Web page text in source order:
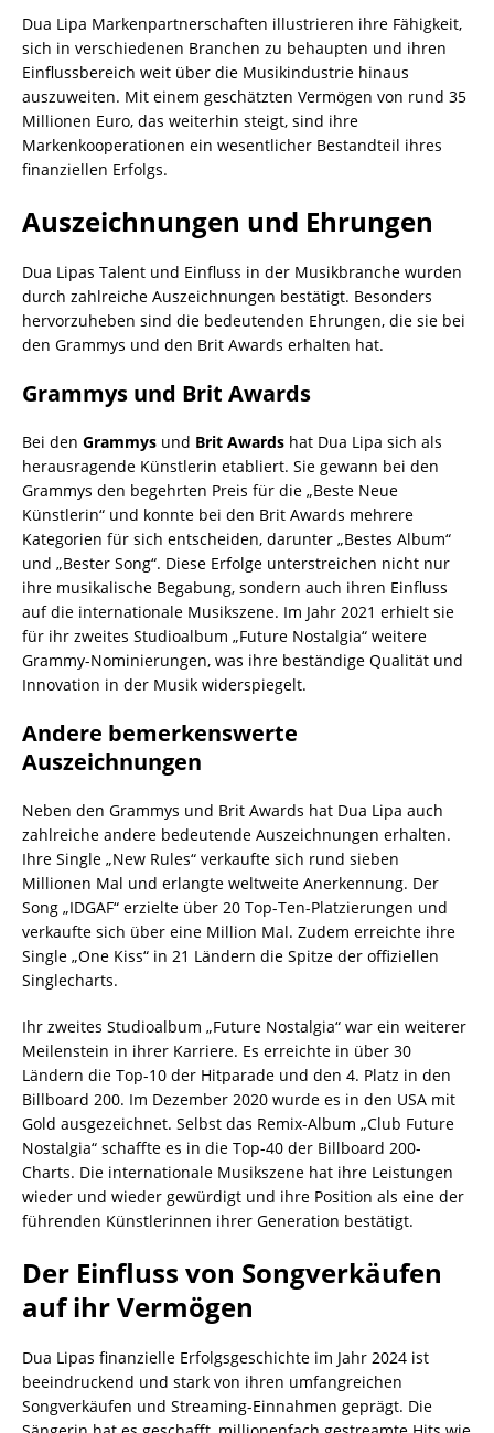
Dua Lipa Markenpartnerschaften illustrieren ihre Fähigkeit,
sich in verschiedenen Branchen zu behaupten und ihren
Einflussbereich weit über die Musikindustrie hinaus
auszuweiten. Mit einem geschätzten Vermögen von rund 35
Millionen Euro, das weiterhin steigt, sind ihre
Markenkooperationen ein wesentlicher Bestandteil ihres
finanziellen Erfolgs.
Auszeichnungen und Ehrungen
Dua Lipas Talent und Einfluss in der Musikbranche wurden
durch zahlreiche Auszeichnungen bestätigt. Besonders
hervorzuheben sind die bedeutenden Ehrungen, die sie bei
den Grammys und den Brit Awards erhalten hat.
Grammys und Brit Awards
Bei den Grammys und Brit Awards hat Dua Lipa sich als
herausragende Künstlerin etabliert. Sie gewann bei den
Grammys den begehrten Preis für die „Beste Neue
Künstlerin“ und konnte bei den Brit Awards mehrere
Kategorien für sich entscheiden, darunter „Bestes Album“
und „Bester Song“. Diese Erfolge unterstreichen nicht nur
ihre musikalische Begabung, sondern auch ihren Einfluss
auf die internationale Musikszene. Im Jahr 2021 erhielt sie
für ihr zweites Studioalbum „Future Nostalgia“ weitere
Grammy-Nominierungen, was ihre beständige Qualität und
Innovation in der Musik widerspiegelt.
Andere bemerkenswerte
Auszeichnungen
Neben den Grammys und Brit Awards hat Dua Lipa auch
zahlreiche andere bedeutende Auszeichnungen erhalten.
Ihre Single „New Rules“ verkaufte sich rund sieben
Millionen Mal und erlangte weltweite Anerkennung. Der
Song „IDGAF“ erzielte über 20 Top-Ten-Platzierungen und
verkaufte sich über eine Million Mal. Zudem erreichte ihre
Single „One Kiss“ in 21 Ländern die Spitze der offiziellen
Singlecharts.
Ihr zweites Studioalbum „Future Nostalgia“ war ein weiterer
Meilenstein in ihrer Karriere. Es erreichte in über 30
Ländern die Top-10 der Hitparade und den 4. Platz in den
Billboard 200. Im Dezember 2020 wurde es in den USA mit
Gold ausgezeichnet. Selbst das Remix-Album „Club Future
Nostalgia“ schaffte es in die Top-40 der Billboard 200-
Charts. Die internationale Musikszene hat ihre Leistungen
wieder und wieder gewürdigt und ihre Position als eine der
führenden Künstlerinnen ihrer Generation bestätigt.
Der Einfluss von Songverkäufen
auf ihr Vermögen
Dua Lipas finanzielle Erfolgsgeschichte im Jahr 2024 ist
beeindruckend und stark von ihren umfangreichen
Songverkäufen und Streaming-Einnahmen geprägt. Die